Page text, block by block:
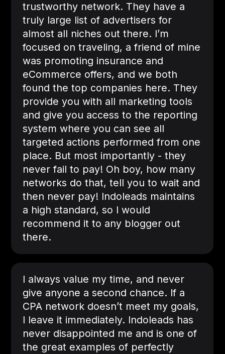
trustworthy network. They have a
truly large list of advertisers for
almost all niches out there. I’m
focused on traveling, a friend of mine
was promoting insurance and
eCommerce offers, and we both
found the top companies here. They
provide you with all marketing tools
and give you access to the reporting
system where you can see all
targeted actions performed from one
place. But most importantly - they
never fail to pay! Oh boy, how many
networks do that, tell you to wait and
then never pay! Indoleads maintains
a high standard, so I would
recommend it to any blogger out
there.
I always value my time, and never
give anyone a second chance. If a
CPA network doesn’t meet my goals,
I leave it immediately. Indoleads has
never disappointed me and is one of
the great examples of perfectly